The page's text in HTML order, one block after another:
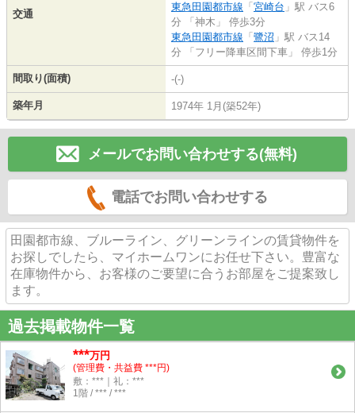
交通
東急田園都市線 「 宮崎台 」駅 バス6
分 「神木」 停歩3分
東急田園都市線 「 鷺沼 」駅 バス14
分 「フリー降車区間下車」 停歩1分
間取り(面積) -(-)
築年月 1974年 1月(築52年)
メールでお問い合わせする(無料)
電話でお問い合わせする
田園都市線、ブルーライン、グリーンラインの賃貸物件を
お探しでしたら、マイホームワンにお任せ下さい。豊富な
在庫物件から、お客様のご要望に合うお部屋をご提案致し
ます。
過去掲載物件一覧
***万円
(管理費・共益費 ***円)
敷：***｜礼：***
1階 / *** / ***